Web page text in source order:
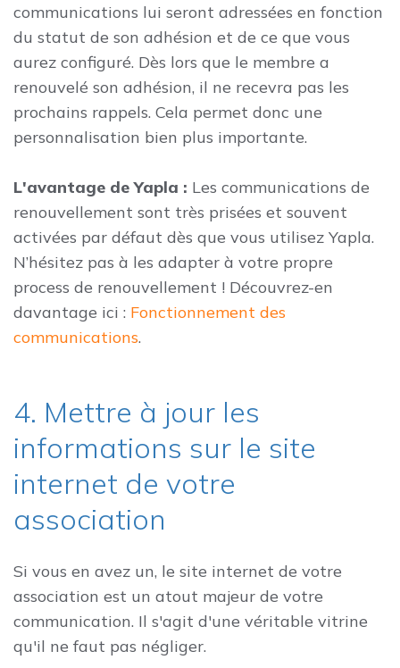
communications lui seront adressées en fonction
du statut de son adhésion et de ce que vous
aurez configuré. Dès lors que le membre a
renouvelé son adhésion, il ne recevra pas les
prochains rappels. Cela permet donc une
personnalisation bien plus importante.
L'avantage de Yapla : Les communications de
renouvellement sont très prisées et souvent
activées par défaut dès que vous utilisez Yapla.
N’hésitez pas à les adapter à votre propre
process de renouvellement ! Découvrez-en
davantage ici : Fonctionnement des
communications.
4. Mettre à jour les
informations sur le site
internet de votre
association
Si vous en avez un, le site internet de votre
association est un atout majeur de votre
communication. Il s'agit d'une véritable vitrine
qu'il ne faut pas négliger.